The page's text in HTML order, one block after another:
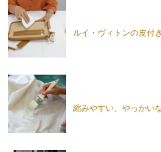
ルイ・ヴィトンの皮付
縮みやすい、やっかい